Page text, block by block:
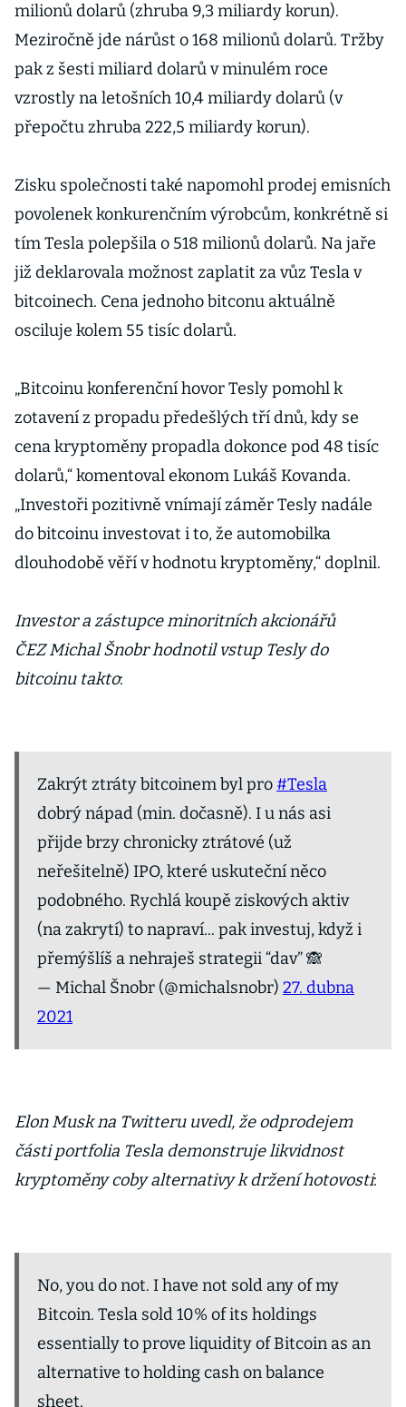
milionů dolarů (zhruba 9,3 miliardy korun).
Meziročně jde nárůst o 168 milionů dolarů. Tržby
pak z šesti miliard dolarů v minulém roce
vzrostly na letošních 10,4 miliardy dolarů (v
přepočtu zhruba 222,5 miliardy korun).
Zisku společnosti také napomohl prodej emisních
povolenek konkurenčním výrobcům, konkrétně si
tím Tesla polepšila o 518 milionů dolarů. Na jaře
již deklarovala možnost zaplatit za vůz Tesla v
bitcoinech. Cena jednoho bitconu aktuálně
osciluje kolem 55 tisíc dolarů.
„Bitcoinu konferenční hovor Tesly pomohl k
zotavení z propadu předešlých tří dnů, kdy se
cena kryptoměny propadla dokonce pod 48 tisíc
dolarů,“ komentoval ekonom Lukáš Kovanda.
„Investoři pozitivně vnímají záměr Tesly nadále
do bitcoinu investovat i to, že automobilka
dlouhodobě věří v hodnotu kryptoměny,“ doplnil.
Investor a zástupce minoritních akcionářů
ČEZ Michal Šnobr hodnotil vstup Tesly do
bitcoinu takto:
Zakrýt ztráty bitcoinem byl pro #Tesla
dobrý nápad (min. dočasně). I u nás asi
přijde brzy chronicky ztrátové (už
neřešitelně) IPO, které uskuteční něco
podobného. Rychlá koupě ziskových aktiv
(na zakrytí) to napraví... pak investuj, když i
přemýšlíš a nehraješ strategii “dav” 🙈
— Michal Šnobr (@michalsnobr) 27. dubna
2021
Elon Musk na Twitteru uvedl, že odprodejem
části portfolia Tesla demonstruje likvidnost
kryptoměny coby alternativy k držení hotovosti:
No, you do not. I have not sold any of my
Bitcoin. Tesla sold 10% of its holdings
essentially to prove liquidity of Bitcoin as an
alternative to holding cash on balance
sheet.